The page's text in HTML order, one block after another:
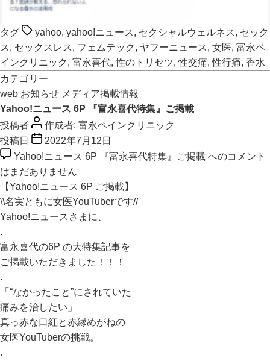
タグ yahoo, yahoo!ニュース, セクシャルウェルネス, セック
ス, セックスレス, フェムテック , ヤフーニュース, 女医, 富永ペ
インクリニック , 富永喜代,性のトリセツ,性交痛,性行痛, 香水
カテゴリー
web お知らせ メディア掲載情報
Yahoo!ニュース 6P 『富永喜代特集』ご掲載
投稿者
作成者: 富永ペインクリニック
投稿日
2022年7月12日
Yahoo!ニュース 6P 『富永喜代特集』ご掲載 へのコメント
はまだありません
【Yahoo!ニュース 6P ご掲載】
\\名実ともに女医YouTuberです//
Yahoo!ニュースさまに、
.
富永喜代の6P の大特集記事を
ご掲載いただきました！！！
.
「“なかったこと”にされていた
痛みを治したい」
真っ赤な口紅と赤縁めがねの
女医YouTuberの挑戦。
.